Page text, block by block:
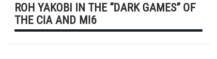
ROH YAKOBI IN THE “DARK GAMES” OF
THE CIA AND MI6